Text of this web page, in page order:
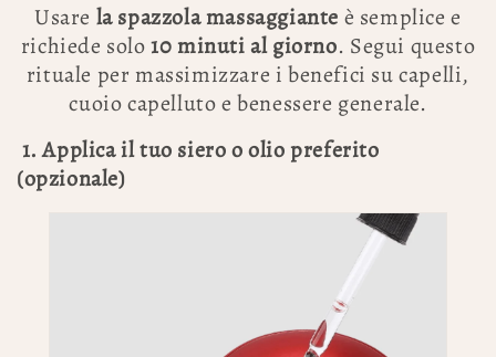
Usare la spazzola massaggiante è semplice e
richiede solo10 minuti al giorno. Segui questo
rituale per massimizzare i benefici su capelli,
cuoio capelluto e benessere generale.
1. Applica il tuo siero o olio preferito
(opzionale)